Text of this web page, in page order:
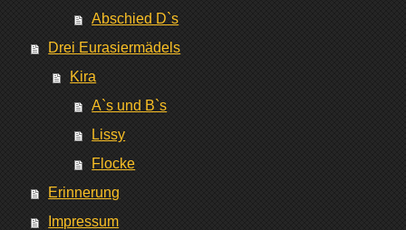
Abschied D`s
Drei Eurasiermädels
Kira
A`s und B`s
Lissy
Flocke
Erinnerung
Impressum